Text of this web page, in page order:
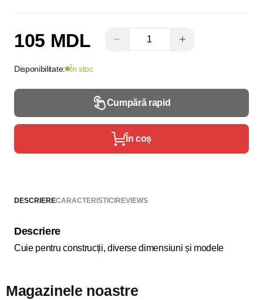
105 MDL − +
Disponibilitate: În stoc
Cumpără rapid
În coș
DESCRIERECARACTERISTICIREVIEWS
Descriere
Cuie pentru construcții, diverse dimensiuni și modele
Magazinele noastre